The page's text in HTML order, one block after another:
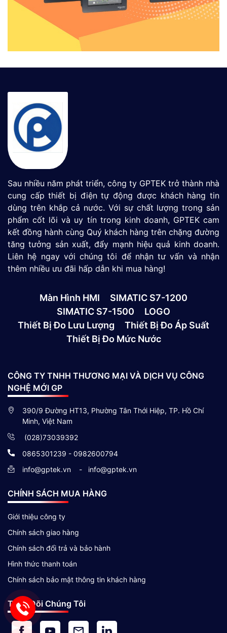
Sau nhiều năm phát triển, công ty GPTEK trở thành nhà
cung cấp thiết bị điện tự động được khách hàng tin
dùng trên khắp cả nước. Với sự chất lượng trong sản
phẩm cốt lõi và uy tín trong kinh doanh, GPTEK cam
kết đồng hành cùng Quý khách hàng trên chặng đường
tăng tưởng sản xuất, đẩy mạnh hiệu quả kinh doanh.
Liên hệ ngay với chúng tôi để nhận tư vấn và nhận
thêm nhiều ưu đãi hấp dẫn khi mua hàng!
Màn Hình HMI
SIMATIC S7-1200
SIMATIC S7-1500
LOGO
Thiết Bị Đo Lưu Lượng
Thiết Bị Đo Áp Suất
Thiết Bị Đo Mức Nước
CÔNG TY TNHH THƯƠNG MẠI VÀ DỊCH VỤ CÔNG
NGHỆ MỚI GP
390/9 Đường HT13, Phường Tân Thới Hiệp, TP. Hồ Chí
Minh, Việt Nam
(028)73039392
0865301239 - 0982600794
info@gptek.vn
- info@gptek.vn
CHÍNH SÁCH MUA HÀNG
Giới thiệu công ty
Chính sách giao hàng
Chính sách đổi trả và bảo hành
Hình thức thanh toán
Chính sách bảo mật thông tin khách hàng
Theo Dõi Chúng Tôi